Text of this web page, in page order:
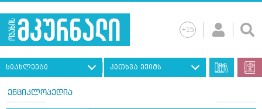
სიახლეები კითხვა ექიმს
ენციკლოპედია